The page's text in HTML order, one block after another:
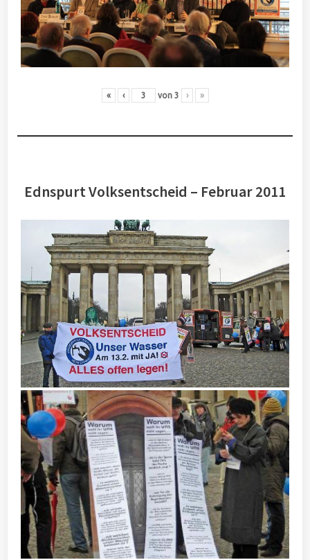
« ‹ von 3 › »
Ednspurt Volksentscheid – Februar 2011